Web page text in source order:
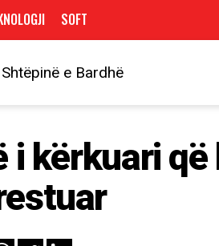
SOFT
e Bardhë
kërkuari që